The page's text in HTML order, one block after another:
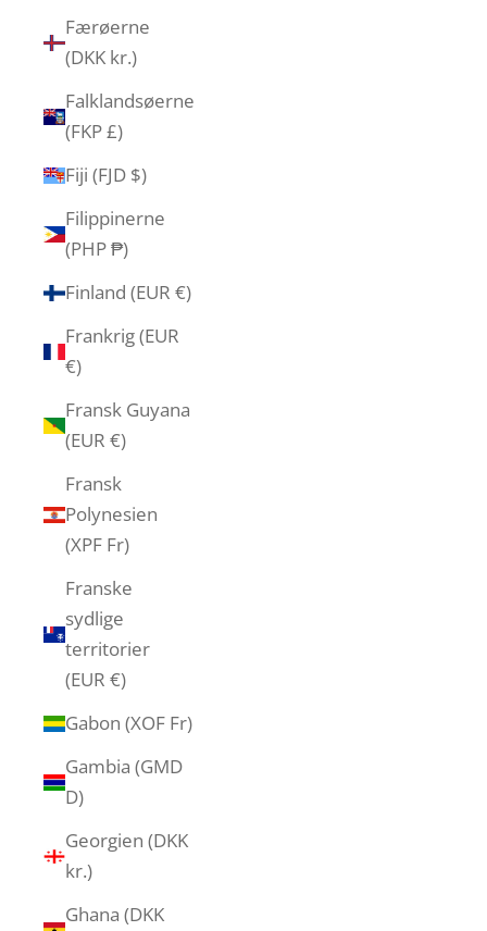
Færøerne
(DKK kr.)
Falklandsøerne
(FKP £)
Fiji (FJD $)
Filippinerne
(PHP ₱)
Finland (EUR €)
Frankrig (EUR
€)
Fransk Guyana
(EUR €)
Fransk
Polynesien
(XPF Fr)
Franske
sydlige
territorier
(EUR €)
Gabon (XOF Fr)
Gambia (GMD
D)
Georgien (DKK
kr.)
Ghana (DKK